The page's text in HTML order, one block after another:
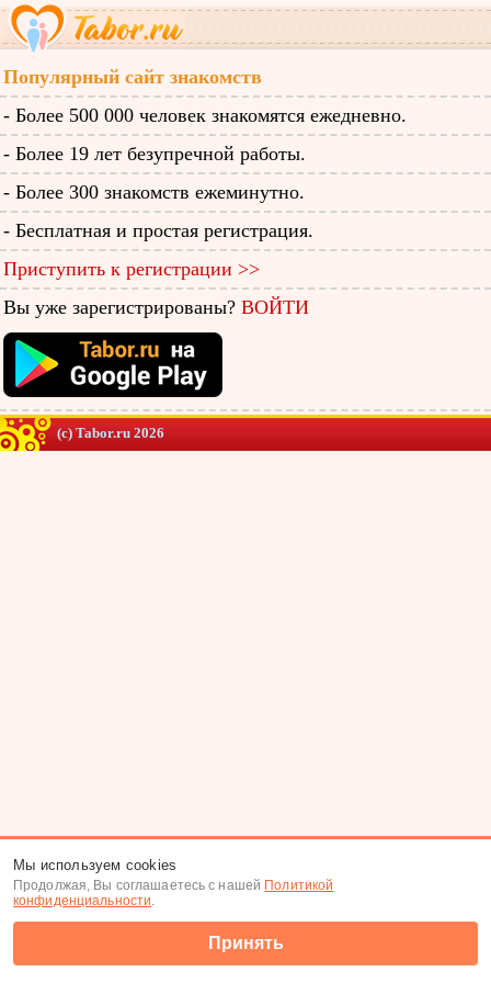
Популярный сайт знакомств
- Более 500 000 человек знакомятся ежедневно.
- Более 19 лет безупречной работы.
- Более 300 знакомств ежеминутно.
- Бесплатная и простая регистрация.
Приступить к регистрации >>
Вы уже зарегистрированы? ВОЙТИ
(c) Tabor.ru 2026
Мы используем cookies
Продолжая, Вы соглашаетесь с нашей Политикой
конфиденциальности.
Принять